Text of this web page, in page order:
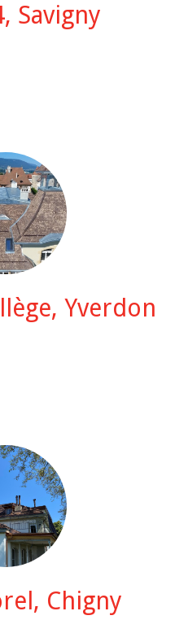
Savigny
Yverdon
Chigny